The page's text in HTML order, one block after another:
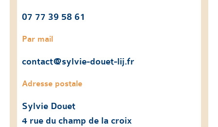
07 77 39 58 61
Par mail
contact@sylvie-douet-lij.fr
Adresse postale
Sylvie Douet
4 rue du champ de la croix